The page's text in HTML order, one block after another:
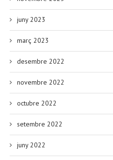
juny 2023
març 2023
desembre 2022
novembre 2022
octubre 2022
setembre 2022
juny 2022